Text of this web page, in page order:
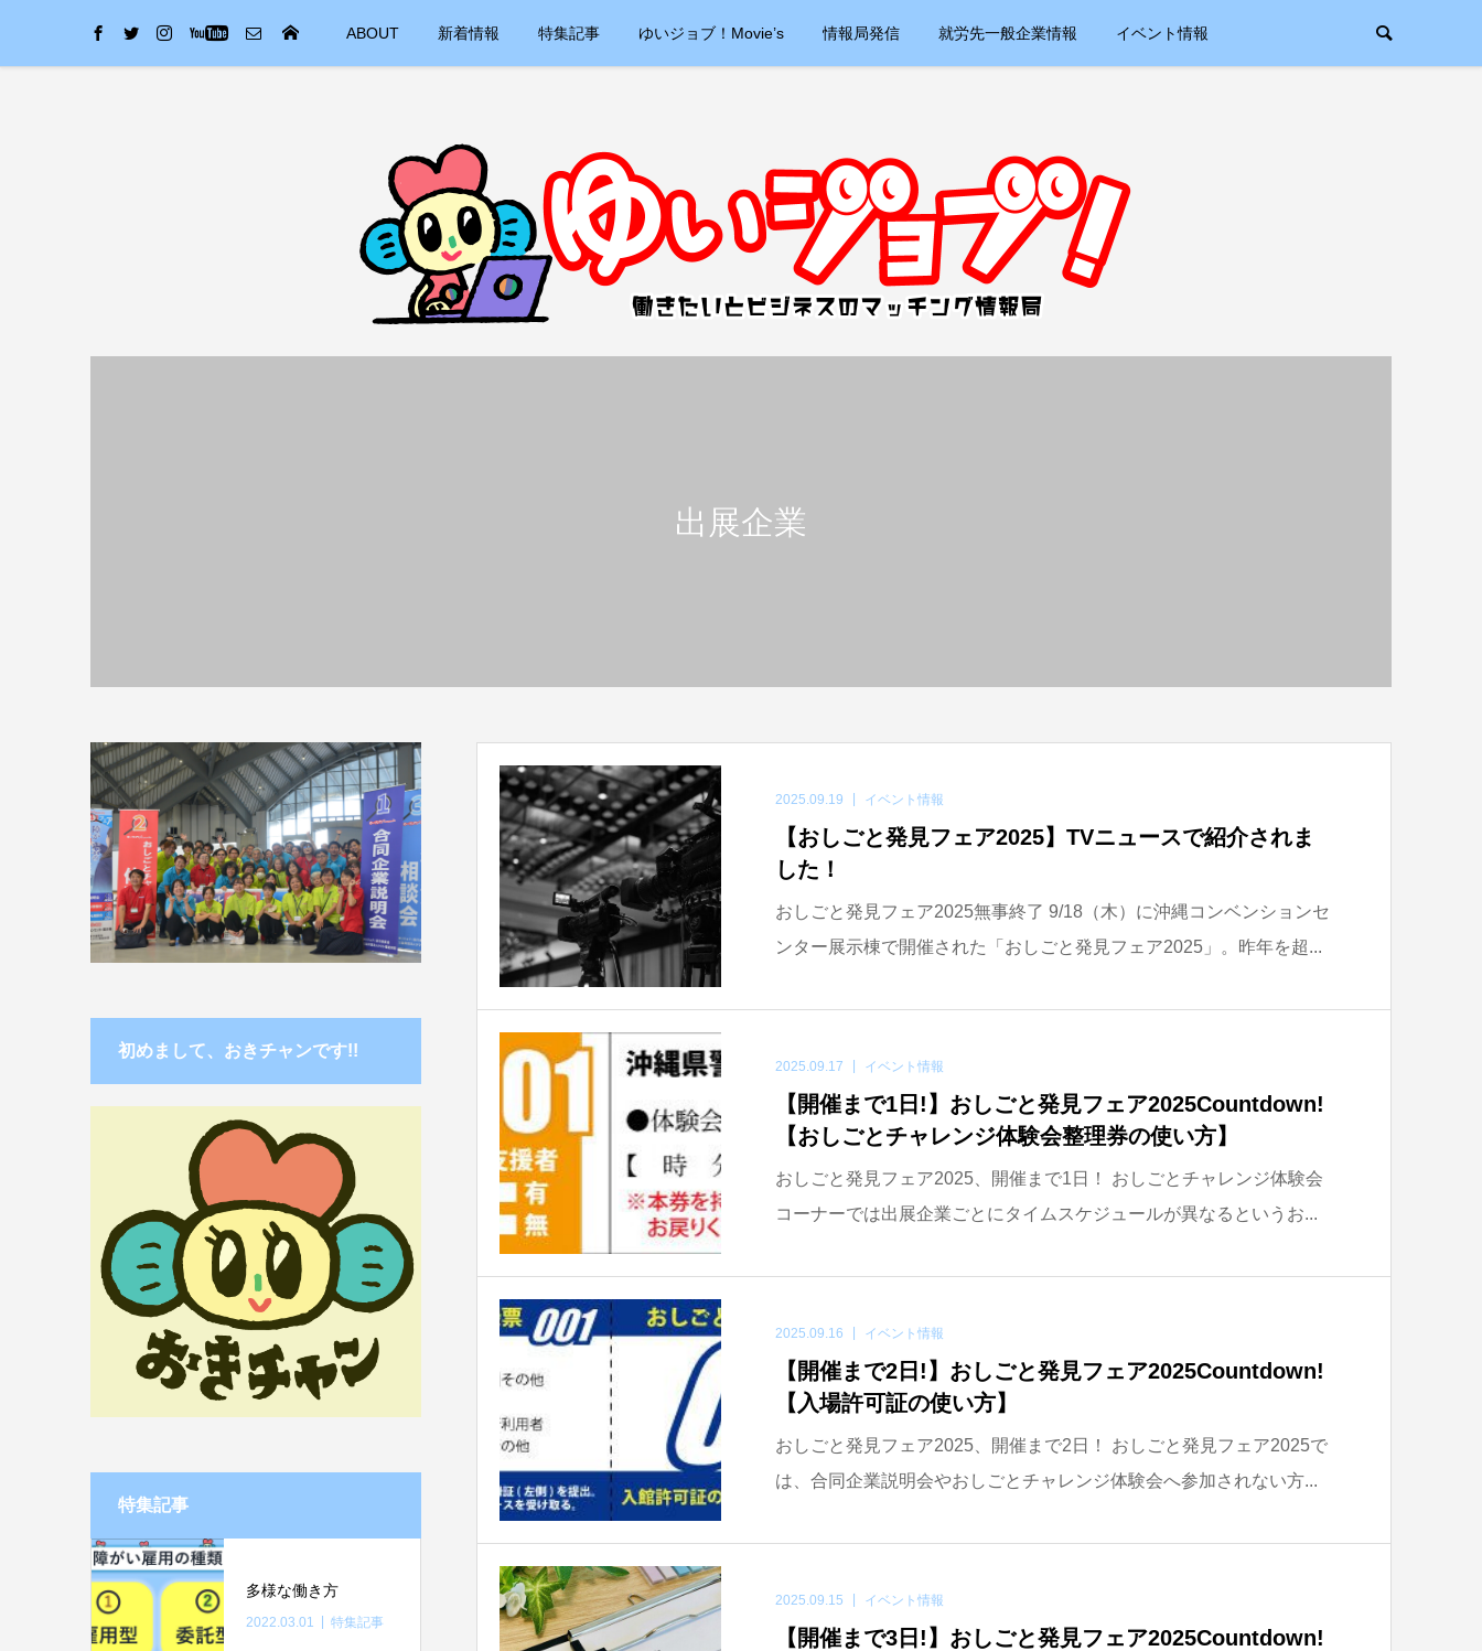
ABOUT 新着情報 特集記事 ゆいジョブ！Movie’s 情報局発信 就労先一般企業情報 イベント情報
出展企業
2025.09.19 イベント情報
【おしごと発見フェア2025】TVニュースで紹介されま
した！
おしごと発見フェア2025無事終了 9/18（木）に沖縄コンベンションセ
ンター展示棟で開催された「おしごと発見フェア2025」。昨年を超...
2025.09.17 イベント情報
【開催まで1日!】おしごと発見フェア2025Countdown!
【おしごとチャレンジ体験会整理券の使い方】
おしごと発見フェア2025、開催まで1日！ おしごとチャレンジ体験会
コーナーでは出展企業ごとにタイムスケジュールが異なるというお...
2025.09.16 イベント情報
【開催まで2日!】おしごと発見フェア2025Countdown!
【入場許可証の使い方】
おしごと発見フェア2025、開催まで2日！ おしごと発見フェア2025で
は、合同企業説明会やおしごとチャレンジ体験会へ参加されない方...
2025.09.15 イベント情報
【開催まで3日!】おしごと発見フェア2025Countdown!
初めまして、おきチャンです!!
特集記事
多様な働き方
2022.03.01 特集記事